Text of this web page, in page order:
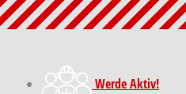
Werde Aktiv!